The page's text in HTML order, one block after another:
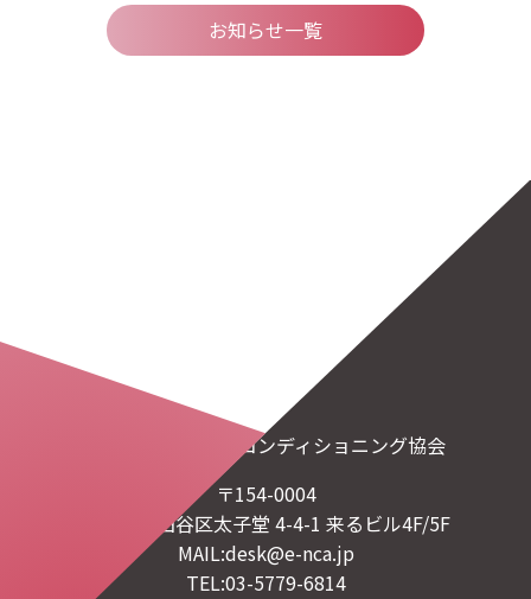
お知らせ一覧
一般社団法人日本コンディショニング協会
〒154-0004
東京都世田谷区太子堂 4-4-1 来るビル4F/5F
MAIL:desk@e-nca.jp
TEL:03-5779-6814